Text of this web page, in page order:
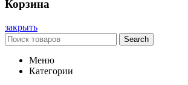
Корзина
закрыть
Search
Меню
Категории